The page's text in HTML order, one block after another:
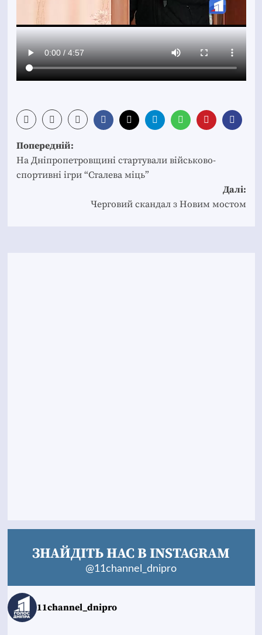
Post
navigation
Попередній:
На Дніпропетровщині стартували військово-
спортивні ігри “Сталева міць”
Далі:
Черговий скандал з Новим мостом
ЗНАЙДІТЬ НАС В INSTAGRAM
@11channel_dnipro
11channel_dnipro